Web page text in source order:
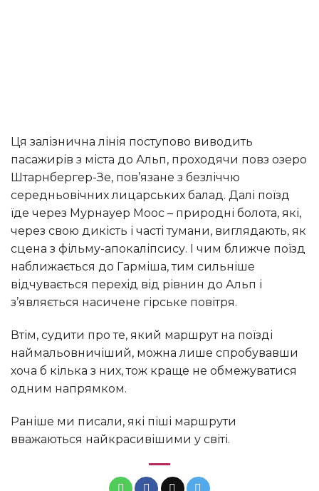
Ця залізнична лінія поступово виводить
пасажирів з міста до Альп, проходячи повз озеро
Штарнбергер-Зе, пов’язане з безліччю
середньовічних лицарських балад. Далі поїзд
їде через Мурнауер Моос – природні болота, які,
через свою дикість і часті тумани, виглядають, як
сцена з фільму-апокаліпсису. І чим ближче поїзд
наближається до Гарміша, тим сильніше
відчувається перехід від рівнин до Альп і
з’являється насичене гірське повітря.
Втім, судити про те, який маршрут на поїзді
наймальовничіший, можна лише спробувавши
хоча б кілька з них, тож краще не обмежуватися
одним напрямком.
Раніше ми писали, які піші маршрути
вважаються найкрасивішими у світі.